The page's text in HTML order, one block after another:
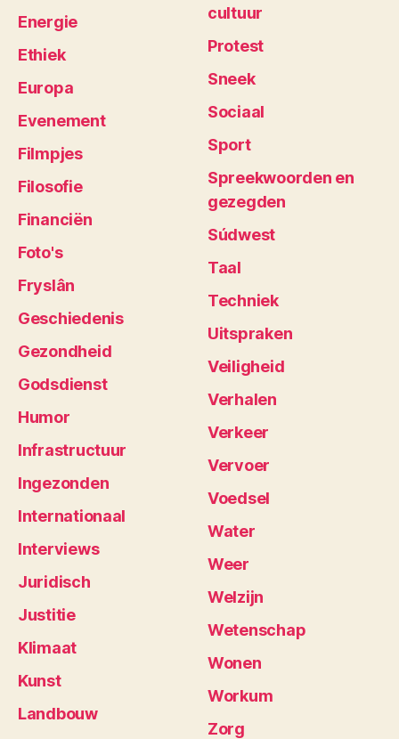
Energie
Ethiek
Europa
Evenement
Filmpjes
Filosofie
Financiën
Foto's
Fryslân
Geschiedenis
Gezondheid
Godsdienst
Humor
Infrastructuur
Ingezonden
Internationaal
Interviews
Juridisch
Justitie
Klimaat
Kunst
Landbouw
cultuur
Protest
Sneek
Sociaal
Sport
Spreekwoorden en
gezegden
Súdwest
Taal
Techniek
Uitspraken
Veiligheid
Verhalen
Verkeer
Vervoer
Voedsel
Water
Weer
Welzijn
Wetenschap
Wonen
Workum
Zorg